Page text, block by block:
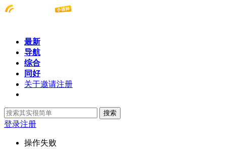
最新
导航
综合
同好
关于邀请注册
搜索
登录注册
操作失败